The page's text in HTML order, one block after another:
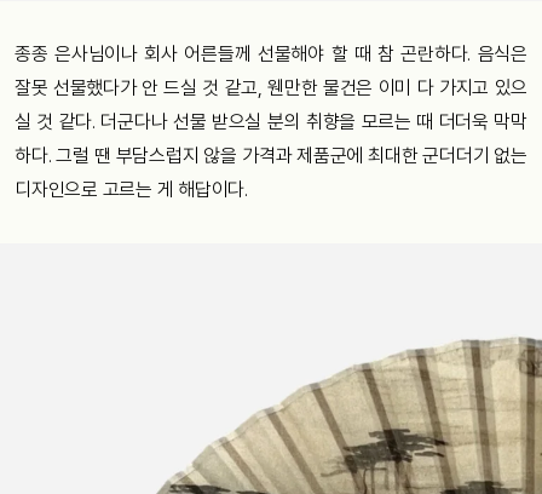
종종 은사님이나 회사 어른들께 선물해야 할 때 참 곤란하다. 음식은
잘못 선물했다가 안 드실 것 같고, 웬만한 물건은 이미 다 가지고 있으
실 것 같다. 더군다나 선물 받으실 분의 취향을 모르는 때 더더욱 막막
하다. 그럴 땐 부담스럽지 않을 가격과 제품군에 최대한 군더더기 없는
디자인으로 고르는 게 해답이다.